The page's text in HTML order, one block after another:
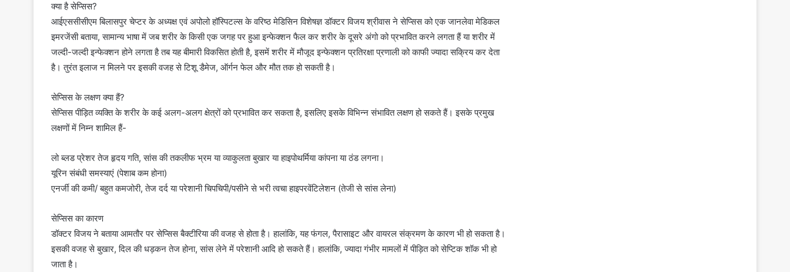
क्या है सेप्सिस?
आईएससीसीएम बिलासपुर चेप्टर के अध्यक्ष एवं अपोलो हॉस्पिटल्स के वरिष्ठ मेडिसिन विशेषज्ञ डॉक्टर विजय श्रीवास ने सेप्सिस को एक जानलेवा मेडिकल
इमरजेंसी बताया, सामान्य भाषा में जब शरीर के किसी एक जगह पर हुआ इन्फेक्शन फैल कर शरीर के दूसरे अंगो को प्रभावित करने लगता हैं या शरीर में
जल्दी-जल्दी इन्फेक्शन होने लगता है तब यह बीमारी विकसित होती है, इसमें शरीर में मौजूद इन्फेक्शन प्रतिरक्षा प्रणाली को काफी ज्यादा सक्रिय कर देता
है। तुरंत इलाज न मिलने पर इसकी वजह से टिशू डैमेज, ऑर्गन फेल और मौत तक हो सकती है।
सेप्सिस के लक्षण क्या हैं?
सेप्सिस पीड़ित व्यक्ति के शरीर के कई अलग-अलग क्षेत्रों को प्रभावित कर सकता है, इसलिए इसके विभिन्न संभावित लक्षण हो सकते हैं। इसके प्रमुख
लक्षणों में निम्न शामिल हैं-
लो ब्लड प्रेशर तेज हृदय गति, सांस की तकलीफ भ्रम या व्याकुलता बुखार या हाइपोथर्मिया कांपना या ठंड लगना।
यूरिन संबंधी समस्याएं (पेशाब कम होना)
एनर्जी की कमी/ बहुत कमजोरी, तेज दर्द या परेशानी चिपचिपी/पसीने से भरी त्वचा हाइपरवेंटिलेशन (तेजी से सांस लेना)
सेप्सिस का कारण
डॉक्टर विजय ने बताया आमतौर पर सेप्सिस बैक्टीरिया की वजह से होता है। हालांकि, यह फंगल, पैरासाइट और वायरल संक्रमण के कारण भी हो सकता है।
इसकी वजह से बुखार, दिल की धड़कन तेज होना, सांस लेने में परेशानी आदि हो सकते हैं। हालांकि, ज्यादा गंभीर मामलों में पीड़ित को सेप्टिक शॉक भी हो
जाता है।